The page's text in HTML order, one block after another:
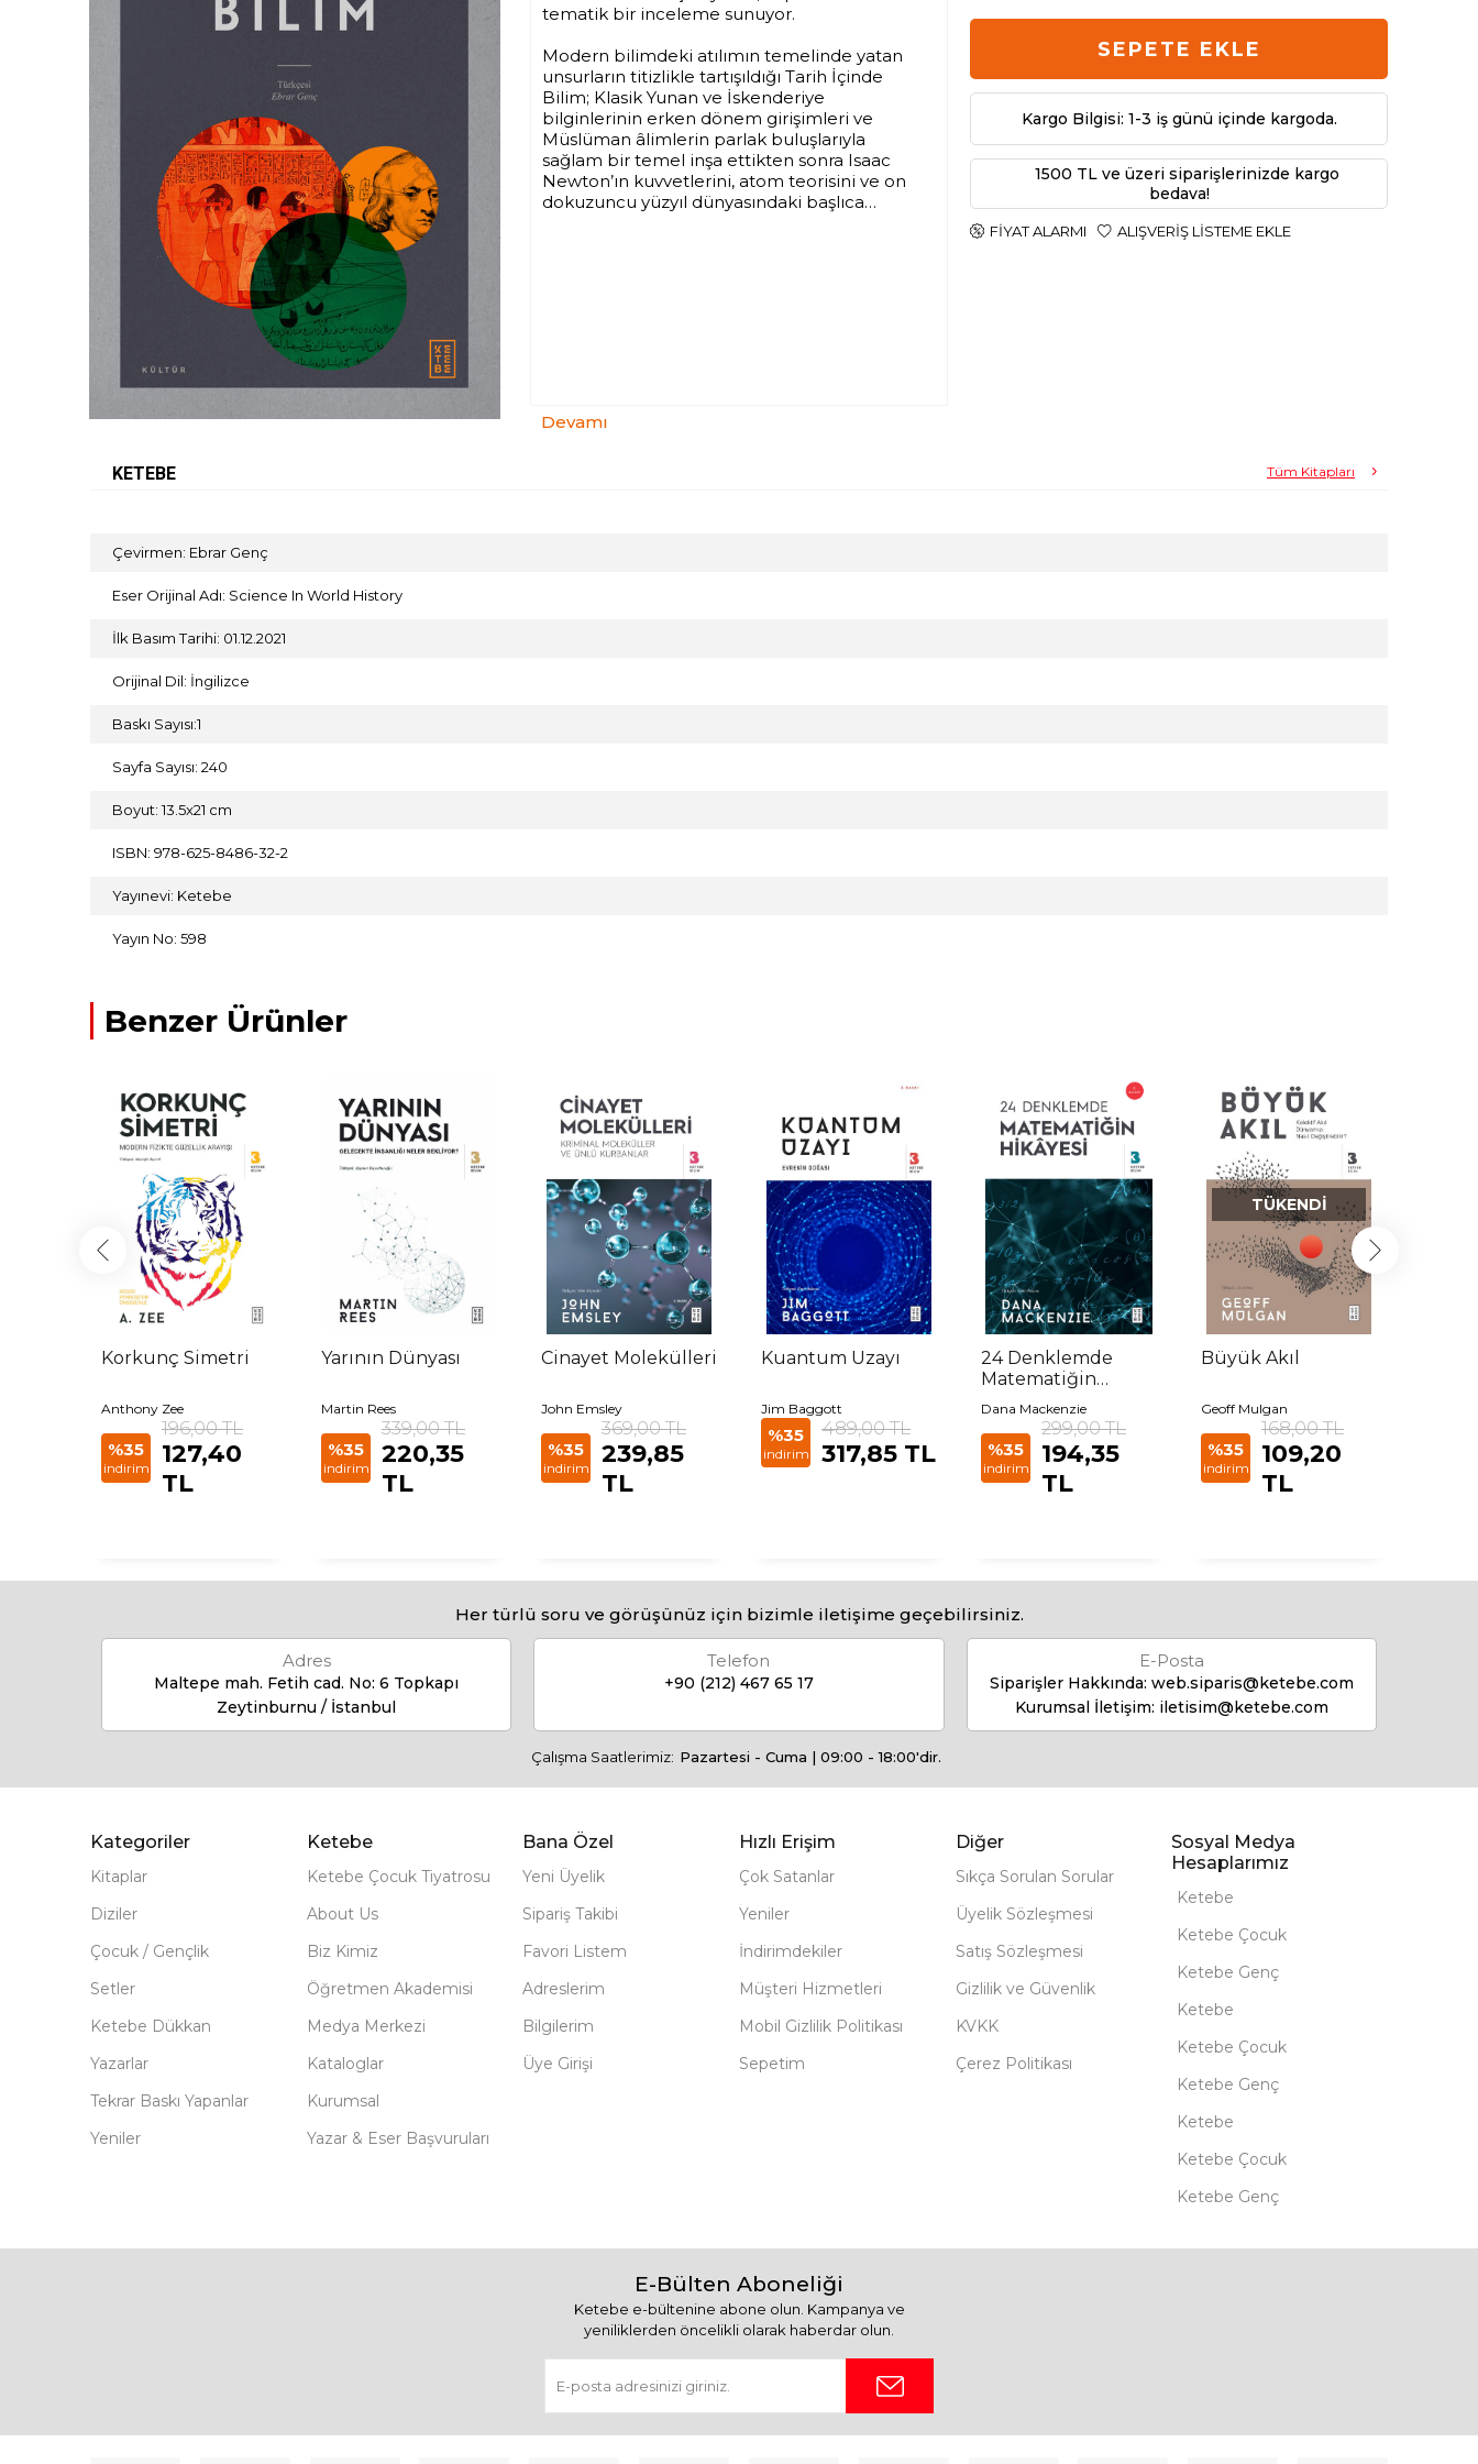
tematik bir inceleme sunuyor.
Modern bilimdeki atılımın temelinde yatan
unsurların titizlikle tartışıldığı Tarih İçinde
Bilim; Klasik Yunan ve İskenderiye
bilginlerinin erken dönem girişimleri ve
Müslüman âlimlerin parlak buluşlarıyla
sağlam bir temel inşa ettikten sonra Isaac
Newton’ın kuvvetlerini, atom teorisini ve on
dokuzuncu yüzyıl dünyasındaki başlıca
isteyenler için eşsiz bir giriş kitabı.
Devamı
SEPETE EKLE
Kargo Bilgisi: 1-3 iş günü içinde kargoda.
1500 TL ve üzeri siparişlerinizde kargo
bedava!
FIYAT ALARMI ALIŞVERIŞ LISTEME EKLE
KETEBE Tüm Kitapları
Çevirmen: Ebrar Genç
Eser Orijinal Adı: Science In World History
İlk Basım Tarihi: 01.12.2021
Orijinal Dil: İngilizce
Baskı Sayısı:1
Sayfa Sayısı: 240
Boyut: 13.5x21 cm
ISBN: 978-625-8486-32-2
Yayınevi: Ketebe
Yayın No: 598
Benzer Ürünler
Korkunç Simetri
Anthony Zee
%35
indirim
196,00 TL
127,40
TL
Yarının Dünyası
Martin Rees
%35
indirim
339,00 TL
220,35
TL
Cinayet Molekülleri
John Emsley
%35
indirim
369,00 TL
239,85
TL
Kuantum Uzayı
Jim Baggott
%35
indirim
489,00 TL
317,85 TL
24 Denklemde
Matematiğin
Hikâyesi
Dana Mackenzie
%35
indirim
299,00 TL
194,35
TL
TÜKENDI
Büyük Akıl
Geoff Mulgan
%35
indirim
168,00 TL
109,20
TL
Her türlü soru ve görüşünüz için bizimle iletişime geçebilirsiniz.
Adres
Maltepe mah. Fetih cad. No: 6 Topkapı
Zeytinburnu / İstanbul
Telefon
+90 (212) 467 65 17
E-Posta
Siparişler Hakkında: web.siparis@ketebe.com
Kurumsal İletişim: iletisim@ketebe.com
Çalışma Saatlerimiz: Pazartesi - Cuma | 09:00 - 18:00'dir.
Kategoriler
Kitaplar
Diziler
Çocuk / Gençlik
Setler
Ketebe Dükkan
Yazarlar
Tekrar Baskı Yapanlar
Yeniler
Ketebe
Ketebe Çocuk Tiyatrosu
About Us
Biz Kimiz
Öğretmen Akademisi
Medya Merkezi
Kataloglar
Kurumsal
Yazar & Eser Başvuruları
Bana Özel
Yeni Üyelik
Sipariş Takibi
Favori Listem
Adreslerim
Bilgilerim
Üye Girişi
Hızlı Erişim
Çok Satanlar
Yeniler
İndirimdekiler
Müşteri Hizmetleri
Mobil Gizlilik Politikası
Sepetim
Diğer
Sıkça Sorulan Sorular
Üyelik Sözleşmesi
Satış Sözleşmesi
Gizlilik ve Güvenlik
KVKK
Çerez Politikası
Sosyal Medya
Hesaplarımız
Ketebe
Ketebe Çocuk
Ketebe Genç
Ketebe
Ketebe Çocuk
Ketebe Genç
Ketebe
Ketebe Çocuk
Ketebe Genç
E-Bülten Aboneliği
Ketebe e-bültenine abone olun. Kampanya ve
yeniliklerden öncelikli olarak haberdar olun.